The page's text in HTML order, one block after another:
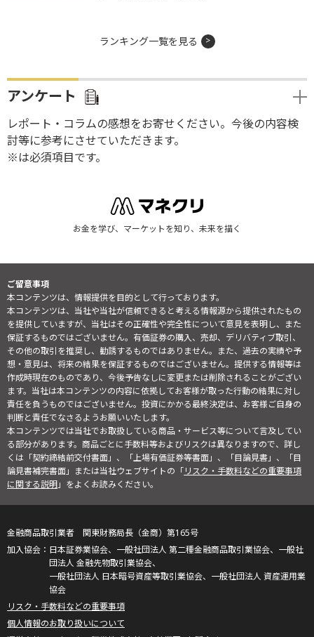
ランキング一覧を見る
アンケート
レポート・コラムの感想をお寄せください。今後の内容検
討等に参考にさせていただきます。
※は必須項目です。
お金を学び、マーケットを知り、未来を描く
ご留意事項
本コンテンツは、情報提供を目的として行っております。
本コンテンツは、当社や当社が信頼できると考える情報源から提供されたもの
を提供していますが、当社はその正確性や完全性について意見を表明し、また
保証するものではございません。有価証券の購入、売却、デリバティブ取引、
その他の取引を推奨し、勧誘するものではありません。また、過去の実績や予
想・意見は、将来の結果を保証するものではございません。提供する情報等は
作成時現在のものであり、今後予告なしに変更または削除されることがござい
ます。当社は本コンテンツの内容に依拠してお客様が取った行動の結果に対し
責任を負うものではございません。投資にかかる最終決定は、お客様ご自身の
判断と責任でなさるようお願いいたします。
本コンテンツでは当社でお取扱している商品・サービス等について言及してい
る部分があります。商品ごとに手数料等およびリスクは異なりますので、詳し
くは「契約締結前交付書面」、「上場有価証券等書面」、「目論見書」、「目
論見書補完書面」または当社ウェブサイトの「リスク・手数料などの重要事項
に関する説明」をよくお読みください。
金融商品取引業者 関東財務局長（金商）第165号
日本証券業協会、一般社団法人 第二種金融商品取引業協会、一般社
団法人 金融先物取引業協会、
一般社団法人 日本暗号資産等取引業協会、一般社団法人 資産運用業
協会
リスク・手数料などの重要事項
個人情報のお取り扱いについて